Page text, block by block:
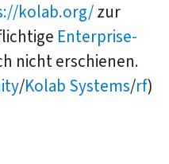
kolab.org/zur
Enterprise-
nicht erschienen.
/Kolab Systems/rf)